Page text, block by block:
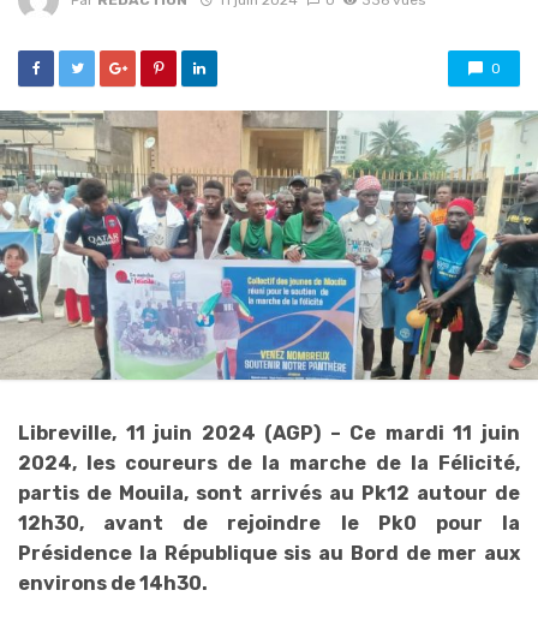
0
Libreville, 11 juin 2024 (AGP) – Ce mardi 11 juin
2024, les coureurs de la marche de la Félicité,
partis de Mouila, sont arrivés au Pk12 autour de
12h30, avant de rejoindre le Pk0 pour la
Présidence la République sis au Bord de mer aux
environs de 14h30.